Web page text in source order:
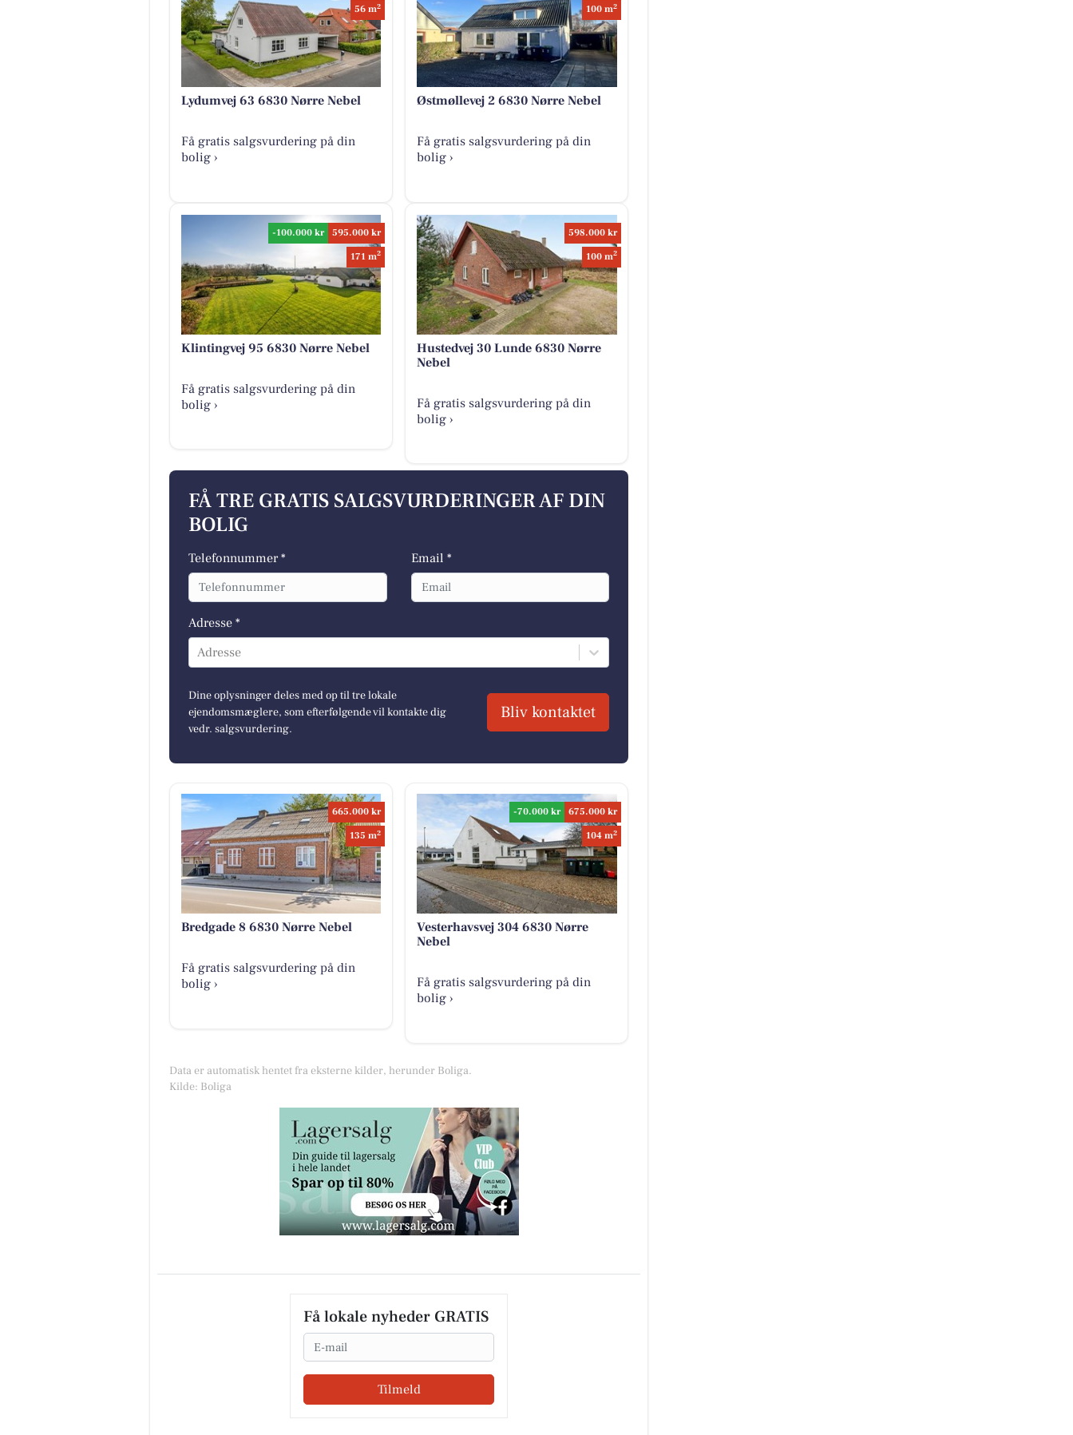
56 m2
Lydumvej 63 6830 Nørre Nebel
Få gratis salgsvurdering på din
bolig ›
100 m2
Østmøllevej 2 6830 Nørre Nebel
Få gratis salgsvurdering på din
bolig ›
-100.000 kr
595.000 kr
171 m2
Klintingvej 95 6830 Nørre Nebel
Få gratis salgsvurdering på din
bolig ›
598.000 kr
100 m2
Hustedvej 30 Lunde 6830 Nørre
Nebel
Få gratis salgsvurdering på din
bolig ›
FÅ TRE GRATIS SALGSVURDERINGER AF DIN
BOLIG
Telefonnummer * Email *
Adresse *
Adresse
Dine oplysninger deles med op til tre lokale
ejendomsmæglere, som efterfølgende vil kontakte dig
vedr. salgsvurdering.
Bliv kontaktet
665.000 kr
135 m2
Bredgade 8 6830 Nørre Nebel
Få gratis salgsvurdering på din
bolig ›
-70.000 kr
675.000 kr
104 m2
Vesterhavsvej 304 6830 Nørre
Nebel
Få gratis salgsvurdering på din
bolig ›
Data er automatisk hentet fra eksterne kilder, herunder Boliga.
Kilde: Boliga
Få lokale nyheder GRATIS
Email
Tilmeld